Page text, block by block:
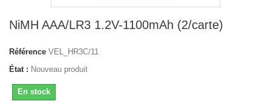
NiMH AAA/LR3 1.2V-1100mAh (2/carte)
Référence VEL_HR3C/11
État : Nouveau produit
En stock